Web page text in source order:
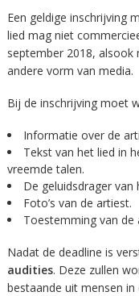
Een geldige inschrijving
lied mag niet
september 2018, alsook
andere vorm van media.
Bij de inschrijving moet
Informatie over de
Tekst van het lied in
vreemde talen.
De geluidsdrager
Foto’s van de artiest.
Toestemming van
Nadat de deadline is
audities. Deze zullen
bestaande uit mensen